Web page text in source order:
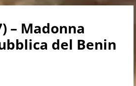
– Madonna
del Benin